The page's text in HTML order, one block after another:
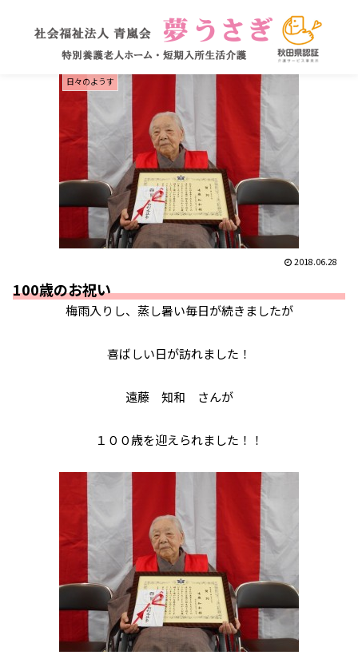
日々のようす
2018.06.28
100歳のお祝い
梅雨入りし、蒸し暑い毎日が続きましたが
喜ばしい日が訪れました！
遠藤 知和 さんが
１００歳を迎えられました！！